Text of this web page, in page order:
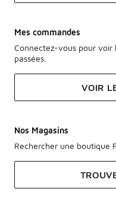
Mes commandes
Connectez-vous pour voir
passées.
VOIR
Nos Magasins
Rechercher une boutique